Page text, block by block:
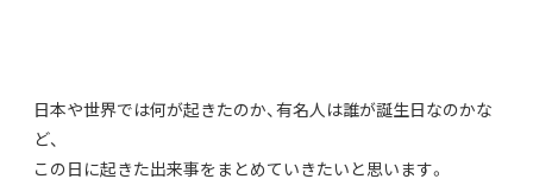
日本や世界では何が起きたのか、有名人は誰が誕生日なのかな
ど、
この日に起きた出来事をまとめていきたいと思います。